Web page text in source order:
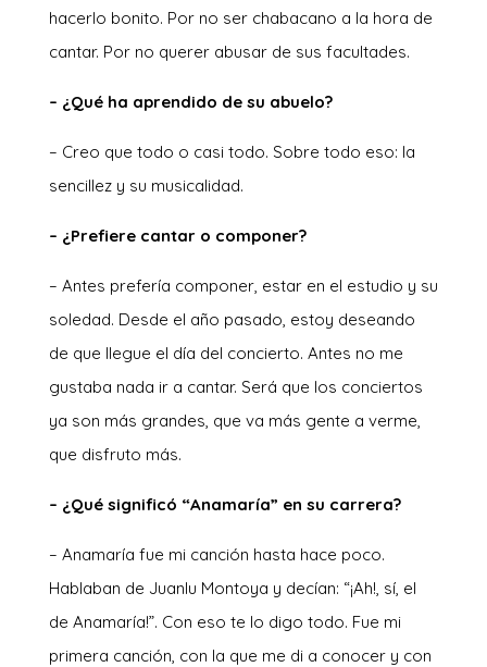
hacerlo bonito. Por no ser chabacano a la hora de
cantar. Por no querer abusar de sus facultades.
– ¿Qué ha aprendido de su abuelo?
– Creo que todo o casi todo. Sobre todo eso: la
sencillez y su musicalidad.
– ¿Prefiere cantar o componer?
– Antes prefería componer, estar en el estudio y su
soledad. Desde el año pasado, estoy deseando
de que llegue el día del concierto. Antes no me
gustaba nada ir a cantar. Será que los conciertos
ya son más grandes, que va más gente a verme,
que disfruto más.
– ¿Qué significó “Anamaría” en su carrera?
– Anamaría fue mi canción hasta hace poco.
Hablaban de Juanlu Montoya y decían: “¡Ah!, sí, el
de Anamaría!”. Con eso te lo digo todo. Fue mi
primera canción, con la que me di a conocer y con